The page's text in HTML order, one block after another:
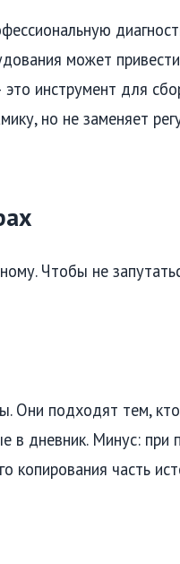
может
инструмент для
но не заменяет
Чтобы не
Они подходят тем,
в дневник. Минус: при
копирования часть